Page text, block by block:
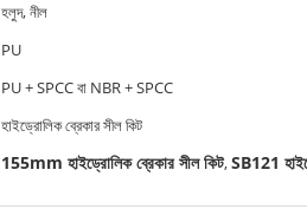
হলুদ, নীল
PU
PU + SPCC বা NBR + SPCC
হাইড্রোলিক ব্রেকার সীল কিট
155mm হাইড্রোলিক ব্রেকার সীল কিট,SB121